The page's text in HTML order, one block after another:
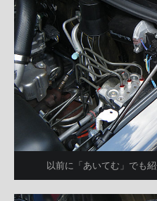
以前に「あいてむ」でも